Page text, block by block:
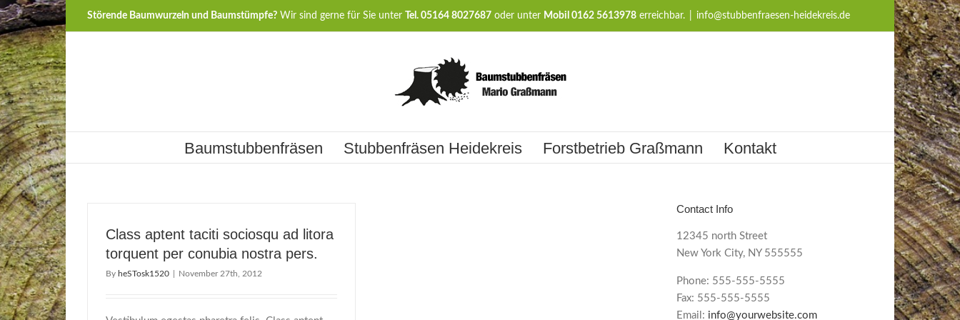
Störende Baumwurzeln und Baumstümpfe? Wir sind gerne für Sie unter Tel. 05164 8027687 oder unter Mobil 0162 5613978 erreichbar. info@stubbenfraesen-heidekreis.de
Baumstubbenfräsen Stubbenfräsen Heidekreis Forstbetrieb Graßmann Kontakt
Class aptent taciti sociosqu ad litora
torquent per conubia nostra pers.
By heSTosk1520 November 27th, 2012
Contact Info
12345 north Street
New York City, NY 555555
Phone: 555-555-5555
Fax: 555-555-5555
Email: info@yourwebsite.com